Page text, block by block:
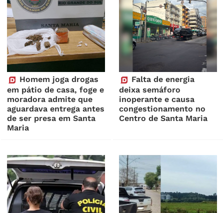
Homem joga drogas
em pátio de casa, foge e
moradora admite que
aguardava entrega antes
de ser presa em Santa
Maria
Falta de energia
deixa semáforo
inoperante e causa
congestionamento no
Centro de Santa Maria